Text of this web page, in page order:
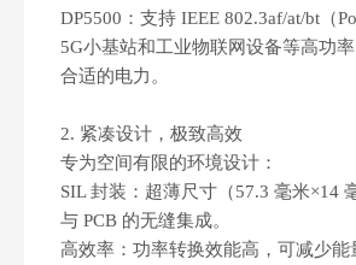
DP5500：支持 IEEE 802.3af/at/bt（
5G小基站和工业物联网设备等高功
合适的电力。
2. 紧凑设计，极致高效
专为空间有限的环境设计：
SIL 封装：超薄尺寸（57.3 毫米×14
与 PCB 的无缝集成。
高效率：功率转换效能高，可减少能